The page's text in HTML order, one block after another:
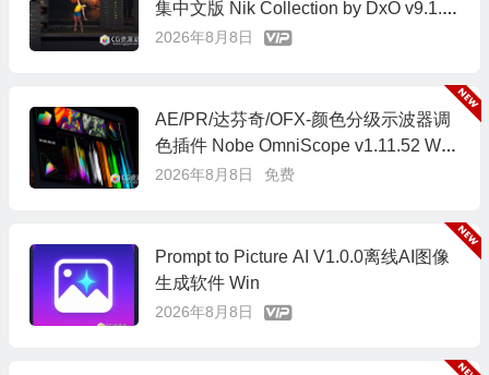
集中文版 Nik Collection by DxO v9.1.0
Win/Mac
2026年8月8日
AE/PR/达芬奇/OFX-颜色分级示波器调
色插件 Nobe OmniScope v1.11.52 Win/
Mac
2026年8月8日 免费
Prompt to Picture AI V1.0.0离线AI图像
生成软件 Win
2026年8月8日